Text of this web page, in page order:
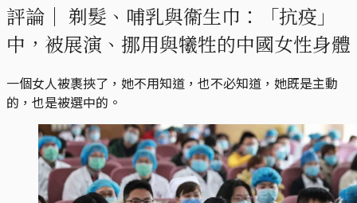
評論｜ 剃髮、哺乳與衞生巾：「抗疫」
中，被展演、挪用與犧牲的中國女性身體
一個女人被裹挾了，她不用知道，也不必知道，她既是主動
的，也是被選中的。